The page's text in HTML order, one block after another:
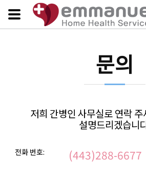
문의
저희 간병인 사무실로 연락
설명드리겠습니
전화 번호: (443)288-6677